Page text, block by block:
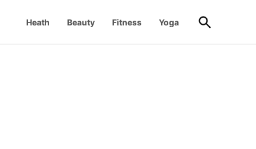
Heath Beauty Fitness Yoga
Open
Search